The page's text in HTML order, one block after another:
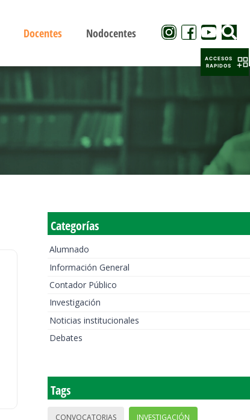
Docentes Nodocentes
Categorías
Alumnado
Información General
Contador Público
Investigación
Noticias institucionales
Debates
Tags
CONVOCATORIAS INVESTIGACIÓN
ACCESOS
RAPIDOS